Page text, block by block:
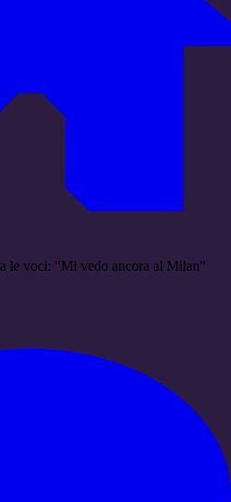
le voci: "Mi vedo ancora al Milan"